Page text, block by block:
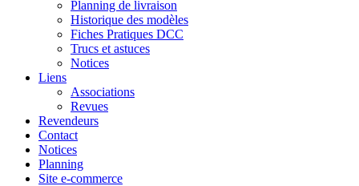
Planning de livraison
Historique des modèles
Fiches Pratiques DCC
Trucs et astuces
Notices
Liens
Associations
Revues
Revendeurs
Contact
Notices
Planning
Site e-commerce